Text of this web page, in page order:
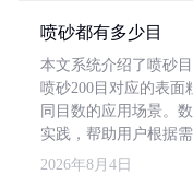
喷砂都有多少目
本文系统介绍了喷砂
喷砂200目对应的表面
同目数的应用场景。
实践，帮助用户根据
2026年8月4日